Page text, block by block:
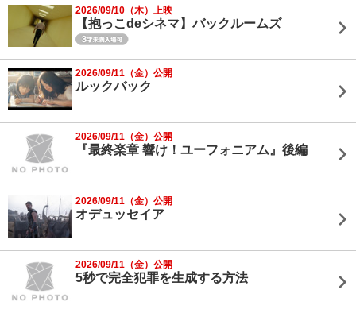
2026/09/10（木）上映
【抱っこdeシネマ】バックルームズ
2026/09/11（金）公開
ルックバック
2026/09/11（金）公開
『最終楽章 響け！ユーフォニアム』後編
2026/09/11（金）公開
オデュッセイア
2026/09/11（金）公開
5秒で完全犯罪を生成する方法